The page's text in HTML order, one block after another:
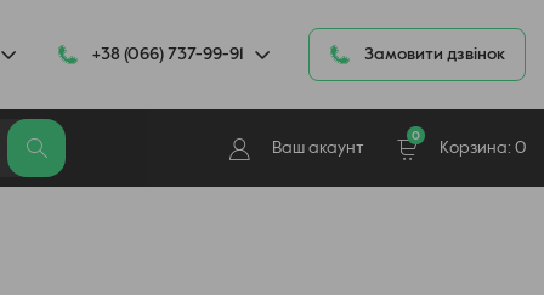
+38 (066) 737-99-91 Замовити дзвінок
Ваш акаунт
0
Корзина: 0